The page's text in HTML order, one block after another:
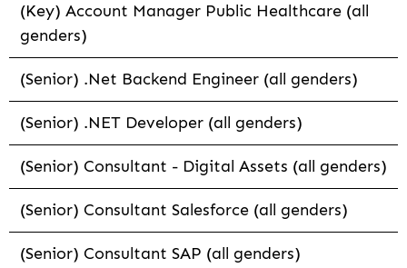
(Key) Account Manager Public Healthcare (all
genders)
(Senior) .Net Backend Engineer (all genders)
(Senior) .NET Developer (all genders)
(Senior) Consultant - Digital Assets (all genders)
(Senior) Consultant Salesforce (all genders)
(Senior) Consultant SAP (all genders)